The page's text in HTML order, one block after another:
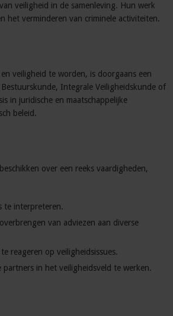
veiligheid in de samenleving. Hun werk
het verminderen van criminele activiteiten.
veiligheid te worden, is doorgaans een
Integrale Veiligheidskunde of
in juridische en maatschappelijke
beleid.
over een reeks vaardigheden,
te interpreteren.
van adviezen aan diverse
reageren op veiligheidsissues.
in het veiligheidsveld te werken.